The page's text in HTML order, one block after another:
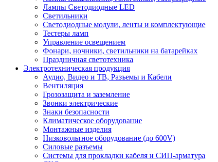
Лампы Светодиодные LED
Светильники
Светодиодные модули, ленты и комплектующие
Тестеры ламп
Управление освещением
Фонари, ночники, светильники на батарейках
Праздничная светотехника
Электротехническая продукция
Аудио, Видео и ТВ, Разъемы и Кабели
Вентиляция
Грозозащита и заземление
Звонки электрические
Знаки безопасности
Климатическое оборудование
Монтажные изделия
Низковольтное оборудование (до 600V)
Силовые разъемы
Системы для прокладки кабеля и СИП-арматура